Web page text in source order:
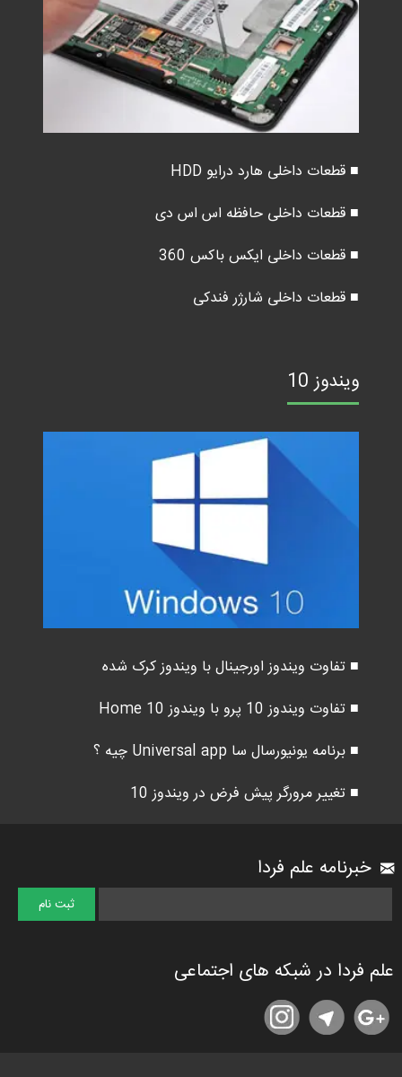
■ قطعات داخلی هارد درایو HDD
■ قطعات داخلی حافظه اس اس دی
■ قطعات داخلی ایکس باکس 360
■ قطعات داخلی شارژر فندکی
ویندوز 10
■ تفاوت ویندوز اورجینال با ویندوز کرک شده
■ تفاوت ویندوز 10 پرو با ویندوز 10 Home
■ برنامه یونیورسال سا Universal app چیه ؟
■ تغییر مرورگر پیش فرض در ویندوز 10
خبرنامه علم فردا
علم فردا در شبکه های اجتماعی